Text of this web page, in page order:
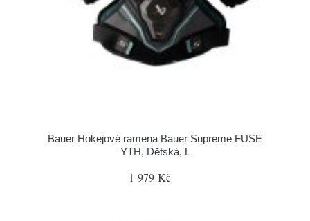
Bauer Hokejové ramena Bauer Supreme FUSE
YTH, Dětská, L
1 979 Kč